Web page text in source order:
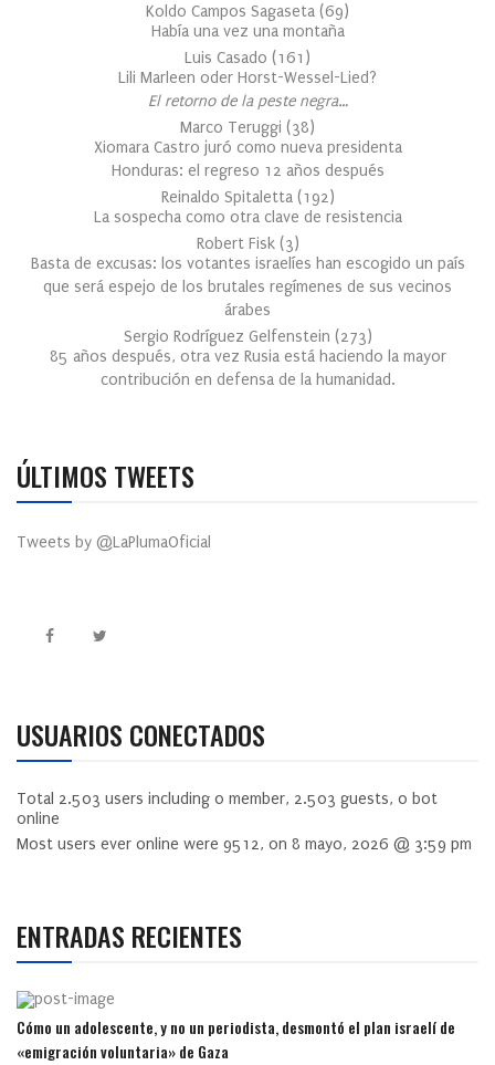
Koldo Campos Sagaseta (69)
Había una vez una montaña
Luis Casado (161 )
Lili Marleen oder Horst-Wessel-Lied?
El retorno de la peste negra…
Marco Teruggi (38)
Xiomara Castro juró como nueva presidenta
Honduras: el regreso 12 años después
Reinaldo Spitaletta (192)
La sospecha como otra clave de resistencia
Robert Fisk (3)
Basta de excusas: los votantes israelíes han escogido un país
que será espejo de los brutales regímenes de sus vecinos
árabes
Sergio Rodríguez Gelfenstein (273)
85 años después, otra vez Rusia está haciendo la mayor
contribución en defensa de la humanidad.
ÚLTIMOS TWEETS
Tweets by @LaPlumaOficial
USUARIOS CONECTADOS
Total 2.503 users including 0 member, 2.503 guests, 0 bot
online
Most users ever online were 9512, on 8 mayo, 2026 @ 3:59 pm
ENTRADAS RECIENTES
Cómo un adolescente, y no un periodista, desmontó el plan israelí de
«emigración voluntaria» de Gaza